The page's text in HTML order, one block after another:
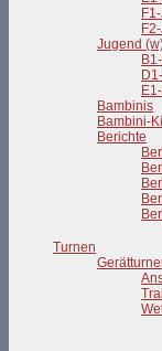
Jugend
Bambinis
Bambini-
Berichte
Turnen